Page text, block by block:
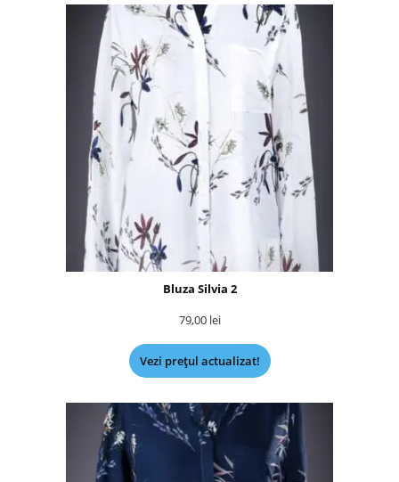
Bluza Silvia 2
79,00 lei
Vezi prețul actualizat!